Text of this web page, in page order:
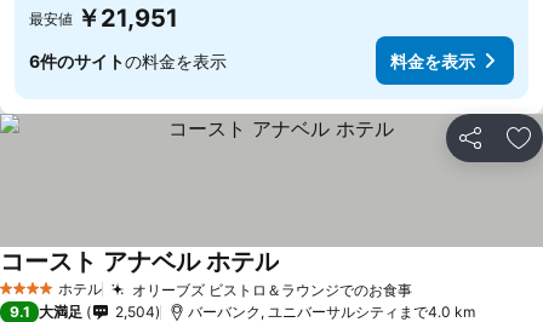
最安値 ￥21,951
6件のサイトの料金を表示 料金を表示
シェア お
4 ホテルのランク
ホテル オリーブズ ビストロ＆ラウンジでのお食事
コースト アナベル ホテル
9.1 大満足 2,504 バーバンク, ユニバーサルシティまで4.0 km